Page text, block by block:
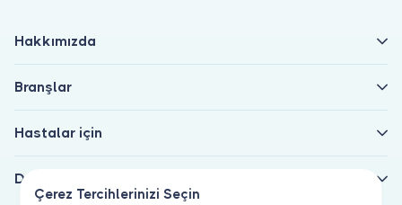
Çerez Tercihlerinizi Seçin
Hakkımızda
Branşlar
Hastalar için
Doktorlar için